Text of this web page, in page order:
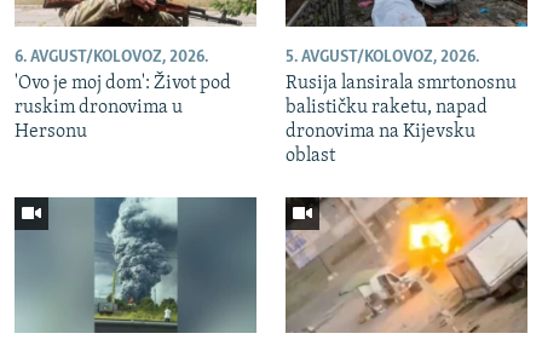
6. AVGUST/KOLOVOZ, 2026.
'Ovo je moj dom': Život pod
ruskim dronovima u
Hersonu
5. AVGUST/KOLOVOZ, 2026.
Rusija lansirala smrtonosnu
balističku raketu, napad
dronovima na Kijevsku
oblast